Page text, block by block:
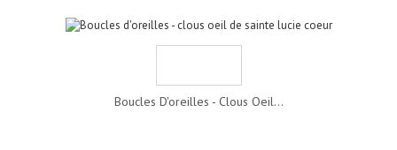
Boucles D'oreilles - Clous Oeil...